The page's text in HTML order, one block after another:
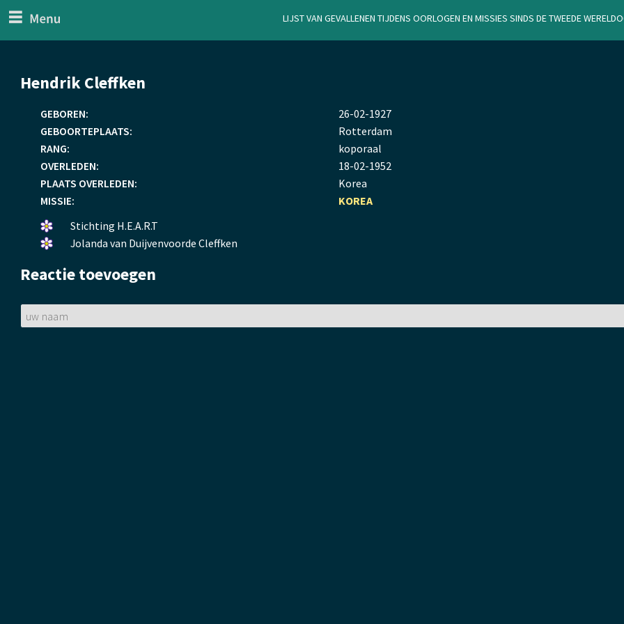
Lijst van gevallenen tijdens oorlogen en missies sinds de Tweede
Generaal
Hendrik Cleffken
GEBOREN: 26-02-1927
GEBOORTEPLAATS:
Rotterdam
RANG:
koporaal
OVERLEDEN:
18-02-1952
PLAATS OVERLEDEN:
Korea
MISSIE:
KOREA
Een
bloemetje
Stichting H.E.A.R.T
Een
gelegd.
Jolanda van Duijvenvoorde Cleffken
Reactie toevoegen